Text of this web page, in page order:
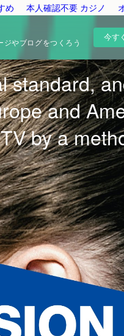
め 本人確認不要 カジノ
やブログをつくろう
今す